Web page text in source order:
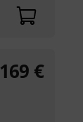
169 €